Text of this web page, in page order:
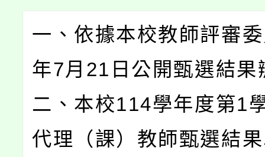
一、依據本校教師評審
年7月21日公開甄選結果
二、本校114學年度第1
代理（課）教師甄選結